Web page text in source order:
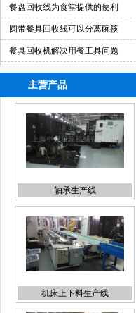
餐盘回收线为食堂提供的便利
圆带餐具回收线可以分离碗筷
餐具回收机解决用餐工具问题
主营产品
轴承生产线
机床上下料生产线